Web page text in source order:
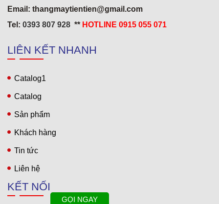
Email: thangmaytientien@gmail.com
Tel: 0393 807 928 ** HOTLINE 0915 055 071
LIÊN KẾT NHANH
Catalog1
Catalog
Sản phẩm
Khách hàng
Tin tức
Liên hệ
KẾT NỐI
GỌI NGAY